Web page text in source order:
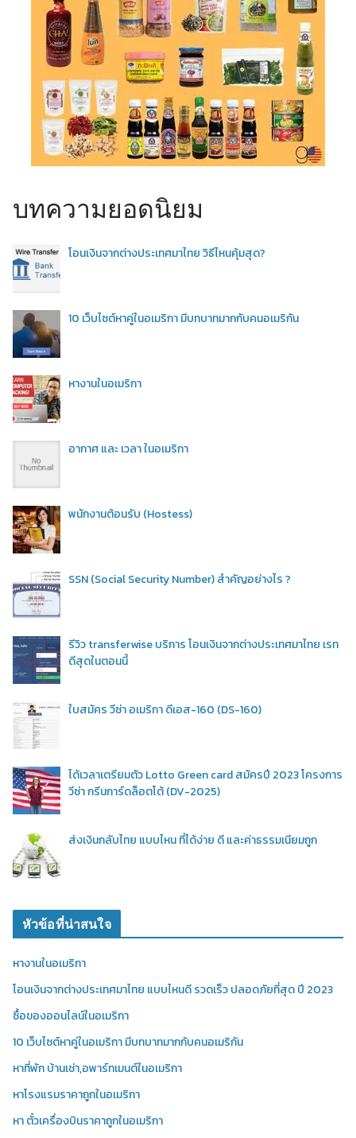
บทความยอดนิยม
โอนเงินจากต่างประเทศมาไทย วิธีไหนคุ้มสุด?
10 เว็บไซต์หาคู่ในอเมริกา มีบทบาทมากกับคนอเมริกัน
หางานในอเมริกา
อากาศ และ เวลา ในอเมริกา
พนักงานต้อนรับ (Hostess)
SSN (Social Security Number) สำคัญอย่างไร ?
รีวิว transferwise บริการ โอนเงินจากต่างประเทศมาไทย เรท
ดีสุดในตอนนี้
ใบสมัคร วีซ่า อเมริกา ดีเอส-160 (DS-160)
ได้เวลาเตรียมตัว Lotto Green card สมัครปี 2023 โครงการ
วีซ่า กรีนการ์ดล็อตโต้ (DV-2025)
ส่งเงินกลับไทย แบบไหน ที่ได้ง่าย ดี และค่าธรรมเนียมถูก
หัวข้อที่น่าสนใจ
หางานในอเมริกา
โอนเงินจากต่างประเทศมาไทย แบบไหนดี รวดเร็ว ปลอดภัยที่สุด ปี 2023
ซื้อของออนไลน์ในอเมริกา
10 เว็บไซต์หาคู่ในอเมริกา มีบทบาทมากกับคนอเมริกัน
หาที่พัก บ้านเช่า,อพาร์ทเมนต์ในอเมริกา
หาโรงแรมราคาถูกในอเมริกา
หา ตั๋วเครื่องบินราคาถูกในอเมริกา